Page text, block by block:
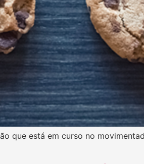
que está em curso no